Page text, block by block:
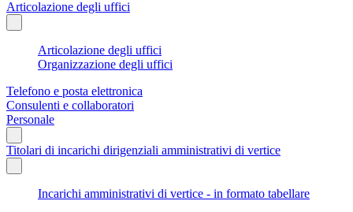
Articolazione degli uffici
Articolazione degli uffici
Organizzazione degli uffici
Telefono e posta elettronica
Consulenti e collaboratori
Personale
Titolari di incarichi dirigenziali amministrativi di vertice
Incarichi amministrativi di vertice - in formato tabellare